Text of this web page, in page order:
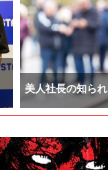
美人社長の知ら